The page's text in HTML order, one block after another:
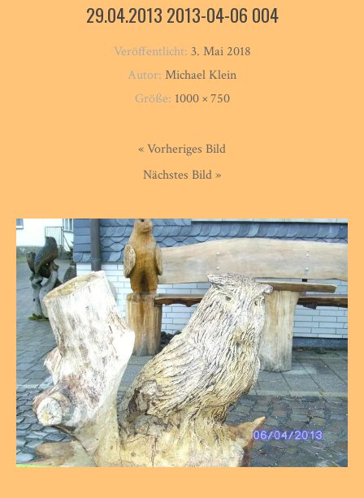
29.04.2013 2013-04-06 004
Veröffentlicht: 3. Mai 2018
Autor: Michael Klein
Größe: 1000 × 750
« Vorheriges Bild
Nächstes Bild »